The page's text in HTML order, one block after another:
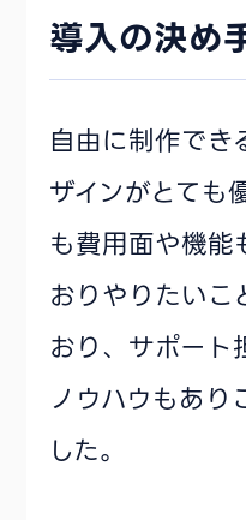
導入の決め
自由に制作でき
ザインがとても
も費用面や機能
おりやりたいこ
おり、サポート
ノウハウもあり
した。